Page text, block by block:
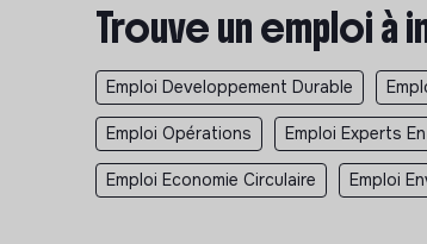
Trouve un emploi à
Emploi Developpement Durable
Emploi Opérations Emploi Experts
Emploi Economie Circulaire Emploi